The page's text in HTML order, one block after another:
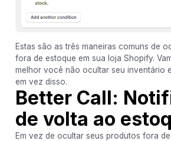
Estas são as três maneiras comuns de
fora de estoque em sua loja Shopify.
melhor você não ocultar seu inventário
em vez disso.
Better Call:
de volta ao
Em vez de ocultar seus produtos fora